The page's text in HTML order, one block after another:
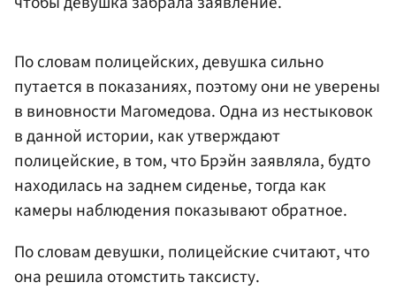
По словам полицейских, девушка сильно
путается в показаниях, поэтому они не уверены
в виновности Магомедова. Одна из нестыковок
в данной истории, как утверждают
полицейские, в том, что Брэйн заявляла, будто
находилась на заднем сиденье, тогда как
камеры наблюдения показывают обратное.
По словам девушки, полицейские считают, что
она решила отомстить таксисту.